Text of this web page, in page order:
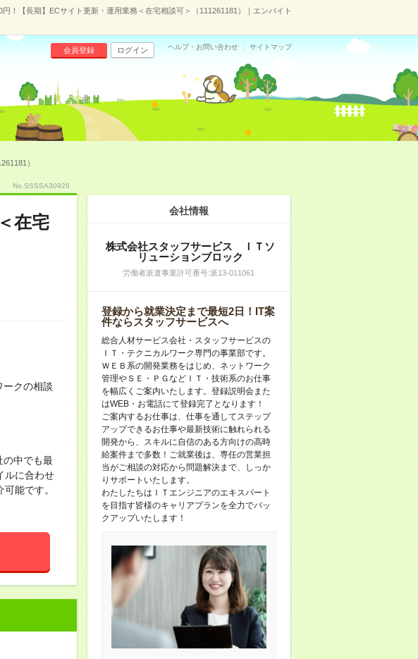
円！【長期】ECサイト更新・運用業務＜在宅相談可＞（111261181）｜エンバイト
会員登録 ログイン ヘルプ・お問い合わせ サイトマップ
）
No.SSSSA30926
在宅
ークの相談
の中でも最
ルに合わせ
能です。
会社情報
株式会社スタッフサービス ＩＴソ
リューションブロック
労働者派遣事業許可番号:派13-011061
登録から就業決定まで最短2日！IT案
件ならスタッフサービスへ
総合人材サービス会社・スタッフサービスの
ＩＴ・テクニカルワーク専門の事業部です。
ＷＥＢ系の開発業務をはじめ、ネットワーク
管理やＳＥ・ＰＧなどＩＴ・技術系のお仕事
を幅広くご案内いたします。登録説明会また
はWEB・お電話にて登録完了となります！
ご案内するお仕事は、仕事を通してステップ
アップできるお仕事や最新技術に触れられる
開発から、スキルに自信のある方向けの高時
給案件まで多数！ご就業後は、専任の営業担
当がご相談の対応から問題解決まで、しっか
りサポートいたします。
わたしたちはＩＴエンジニアのエキスパート
を目指す皆様のキャリアプランを全力でバッ
クアップいたします！